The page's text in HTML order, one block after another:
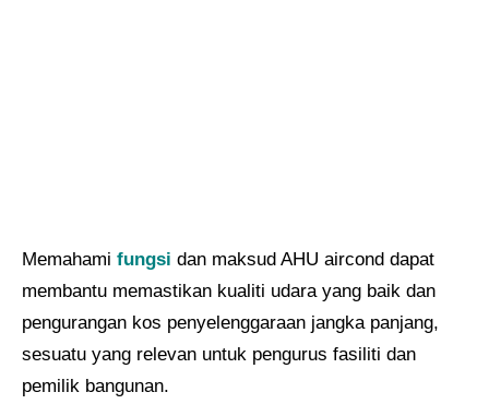
Memahami fungsi dan maksud AHU aircond dapat
membantu memastikan kualiti udara yang baik dan
pengurangan kos penyelenggaraan jangka panjang,
sesuatu yang relevan untuk pengurus fasiliti dan
pemilik bangunan.